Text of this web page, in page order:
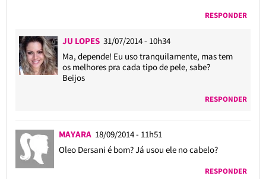
RESPONDER
JU LOPES 31/07/2014 - 10h34
Ma, depende! Eu uso tranquilamente, mas tem
os melhores pra cada tipo de pele, sabe?
Beijos
RESPONDER
MAYARA 18/09/2014 - 11h51
Oleo Dersani é bom? Já usou ele no cabelo?
RESPONDER